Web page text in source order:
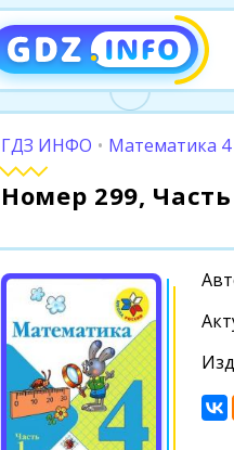
ГДЗ ИНФО • Математика 4
Номер 299,